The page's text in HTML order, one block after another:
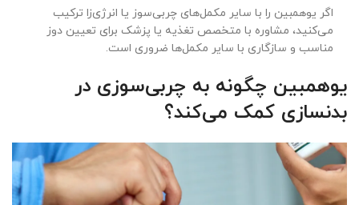
اگر یوهمبین را با سایر مکمل‌های چربی‌سوز یا انرژی‌زا ترکیب
می‌کنید، مشاوره با متخصص تغذیه یا پزشک برای تعیین دوز
مناسب و سازگاری با سایر مکمل‌ها ضروری است.
یوهمبین چگونه به چربی‌سوزی در
بدنسازی کمک می‌کند؟